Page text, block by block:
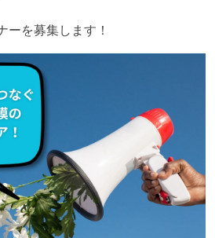
を募集します！